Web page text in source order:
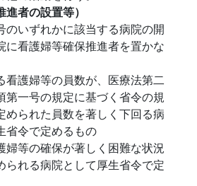
進者の設置等）
のいずれかに該当する病院の開
に看護婦等確保推進者を置かな
看護婦等の員数が、医療法第二
第一号の規定に基づく省令の規
められた員数を著しく下回る病
省令で定めるもの
婦等の確保が著しく困難な状況
られる病院として厚生省令で定